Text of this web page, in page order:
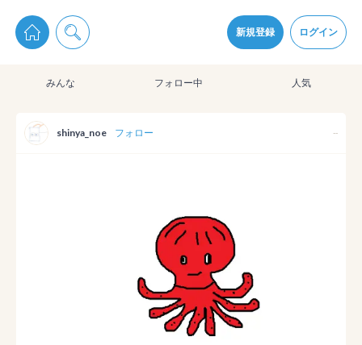
新規登録 ログイン
pixiv Sketchは2024年5月28日付で プライパシーポリシーを改定しました。
通知を受け取るにはここをクリックします
pixiv Sketchアプリでさらに快適に！
みんな フォロー中 人気
shinya_noe フォロー --